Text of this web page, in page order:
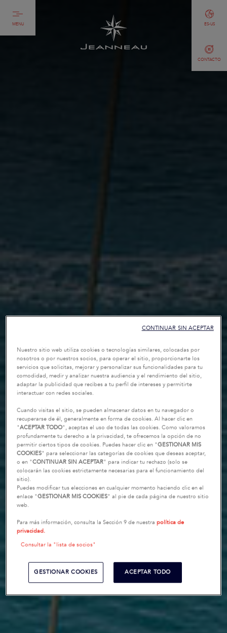
MENU
CONTACTO
ES-US
Nuestro sitio web utiliza cookies o tecnologías similares, colocadas por
nosotros o por nuestros socios, para operar el sitio, proporcionarte los
servicios que solicitas, mejorar y personalizar sus funcionalidades para tu
comodidad, medir y analizar nuestra audiencia y el rendimiento del sitio,
adaptar la publicidad que recibes a tu perfil de intereses y permitirte
interactuar con redes sociales.
Cuando visitas el sitio, se pueden almacenar datos en tu navegador o
recuperarse de él, generalmente en forma de cookies. Al hacer clic en
"ACEPTAR TODO", aceptas el uso de todas las cookies. Como valoramos
profundamente tu derecho a la privacidad, te ofrecemos la opción de no
permitir ciertos tipos de cookies. Puedes hacer clic en "GESTIONAR MIS
COOKIES" para seleccionar las categorías de cookies que deseas aceptar,
o en "CONTINUAR SIN ACEPTAR" para indicar tu rechazo (solo se
colocarán las cookies estrictamente necesarias para el funcionamiento del
sitio).
Puedes modificar tus elecciones en cualquier momento haciendo clic en el
enlace "GESTIONAR MIS COOKIES" al pie de cada página de nuestro sitio
web.
Para más información, consulta la Sección 9 de nuestrapolítica de
privacidad.
Consultar la "lista de socios"
GESTIONAR COOKIES ACEPTAR TODO
CONTINUAR SIN ACEPTAR